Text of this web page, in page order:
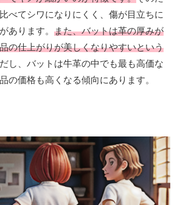
べてシワになりにくく、傷が目立ちに
あります。 また、バットは革の厚みが
の仕上がりが美しくなりやすいという
し、バットは牛革の中でも最も高価な
の価格も高くなる傾向にあります。